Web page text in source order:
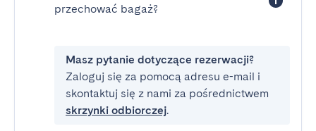
przechować bagaż?
Masz pytanie dotyczące rezerwacji?
Zaloguj się za pomocą adresu e-mail i
skontaktuj się z nami za pośrednictwem
skrzynki odbiorczej.